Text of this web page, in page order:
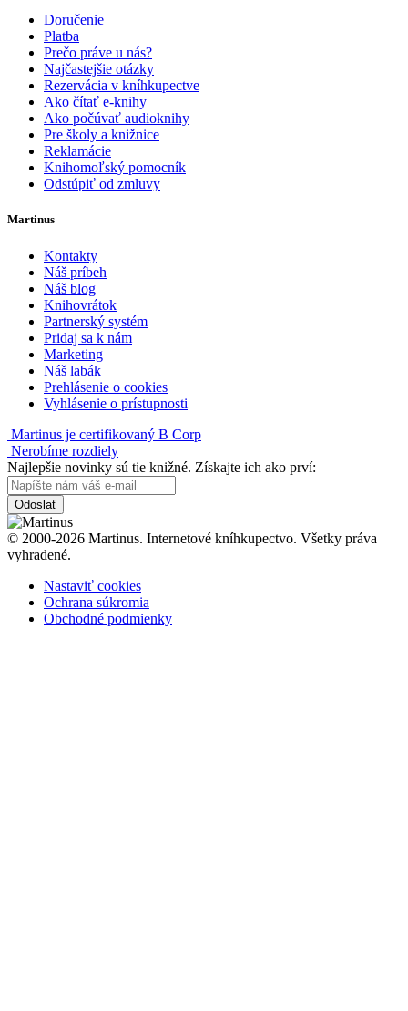
Doručenie
Platba
Prečo práve u nás?
Najčastejšie otázky
Rezervácia v kníhkupectve
Ako čítať e-knihy
Ako počúvať audioknihy
Pre školy a knižnice
Reklamácie
Knihomoľský pomocník
Odstúpiť od zmluvy
Martinus
Kontakty
Náš príbeh
Náš blog
Knihovrátok
Partnerský systém
Pridaj sa k nám
Marketing
Náš labák
Prehlásenie o cookies
Vyhlásenie o prístupnosti
Martinus je certifikovaný B Corp
Nerobíme rozdiely
Najlepšie novinky sú tie knižné. Získajte ich ako prví:
Odoslať
© 2000-2026 Martinus. Internetové kníhkupectvo. Všetky práva
vyhradené.
Nastaviť cookies
Ochrana súkromia
Obchodné podmienky